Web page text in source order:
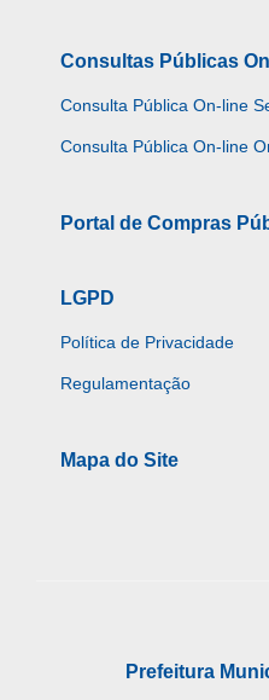
Consultas Públicas
Consulta Pública On-line
Consulta Pública On-line
Portal de Compras
LGPD
Política de Privacidade
Regulamentação
Mapa do Site
Prefeitura